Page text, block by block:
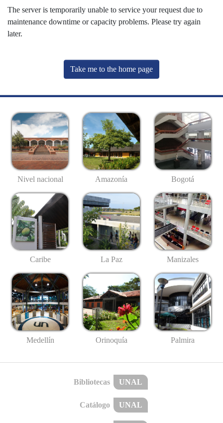
The server is temporarily unable to service your request due to
maintenance downtime or capacity problems. Please try again
later.
Take me to the home page
Nivel nacional Amazonía Bogotá
Caribe La Paz Manizales
Medellín Orinoquía Palmira
Bibliotecas UNAL
Catálogo UNAL